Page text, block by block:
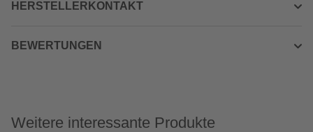
HERSTELLERKONTAKT
BEWERTUNGEN
Weitere interessante Produkte